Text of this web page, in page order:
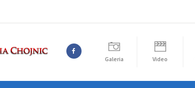
Galeria Video